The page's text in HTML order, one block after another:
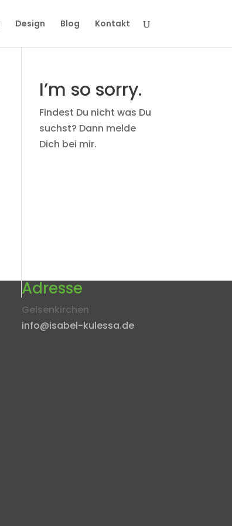
Design Blog Kontakt
I’m so sorry.
Findest Du nicht was Du
suchst? Dann melde
Dich bei mir.
Adresse
Gelsenkirchen
info@isabel-kulessa.de